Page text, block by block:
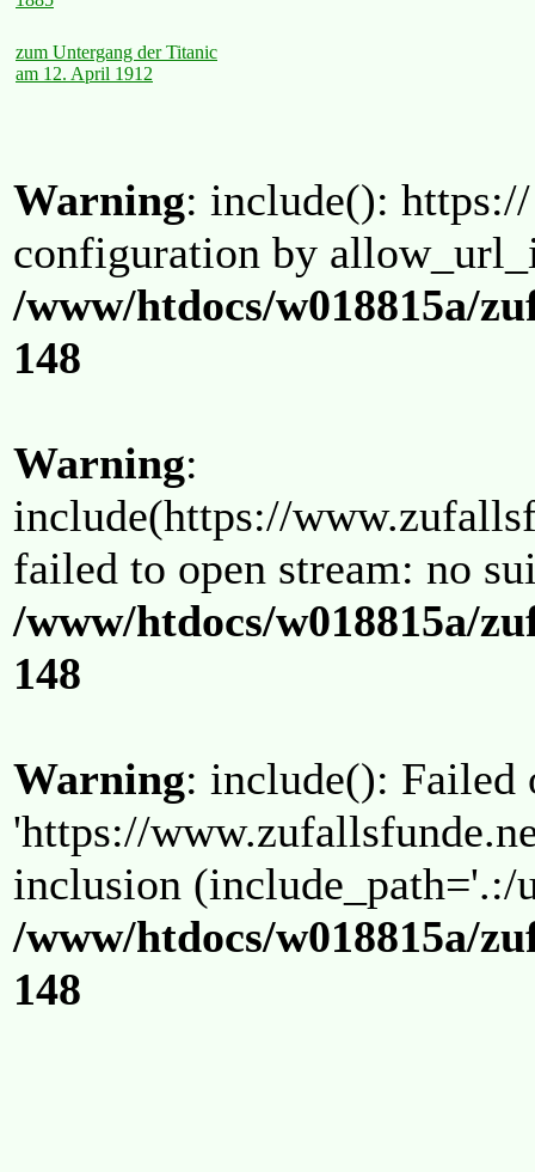
zum Untergang der Titanic
am 12. April 1912
Warning: include():
configuration by
/www/htdocs/w018815a/
148
Warning:
include(https://
failed to open stream: no
/www/htdocs/w018815a/
148
Warning: include(): Failed
'https://
inclusion (include_path='.:/
/www/htdocs/w018815a/
148